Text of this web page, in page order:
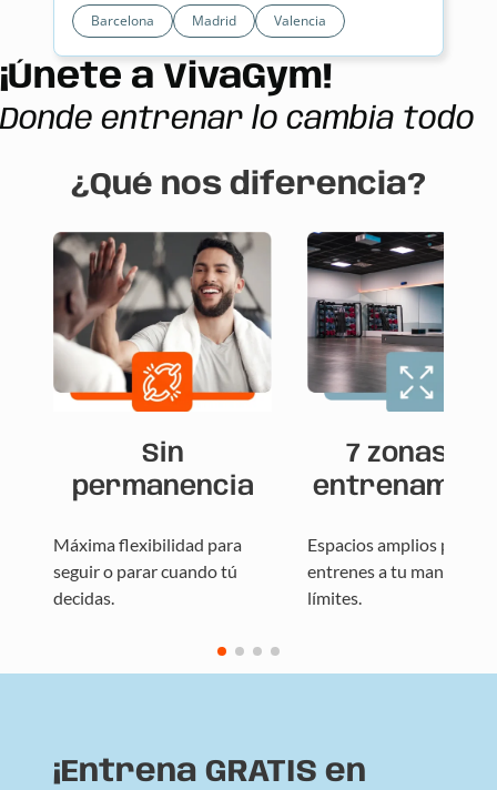
Barcelona Madrid Valencia
¡Únete a VivaGym!
Donde entrenar lo cambia todo
¿Qué nos diferencia?
Sin
permanencia
Máxima flexibilidad para
seguir o parar cuando tú
decidas.
7 zonas de
Espacios amplios para
entrenes a tu manera, sin
límites.
¡Entrena GRATIS en